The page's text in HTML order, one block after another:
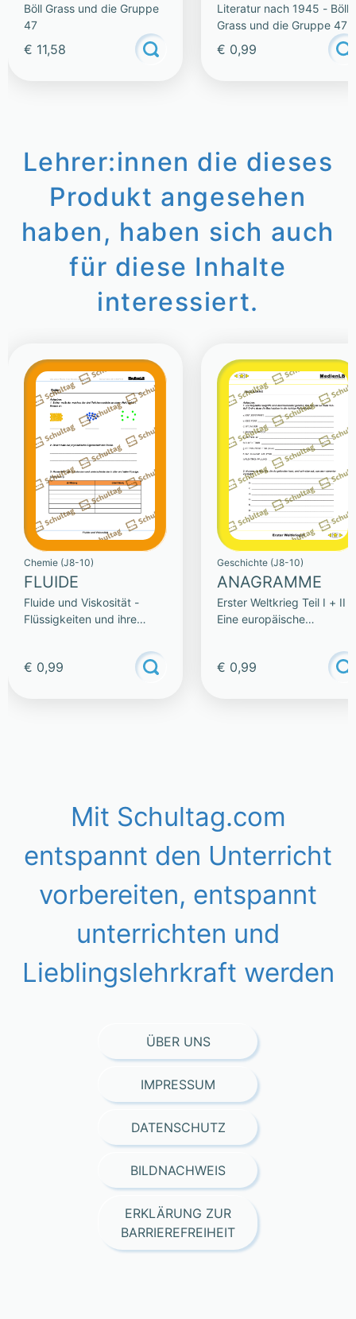
(SAMMLUNG)
Böll Grass und die Gruppe
47
€ 11,58
Literatur nach 1945 - Böll
Grass und die Gruppe 47
€ 0,99
Lehrer:innen die dieses
Produkt angesehen
haben, haben sich auch
für diese Inhalte
interessiert.
Chemie (J8-10)
FLUIDE
Fluide und Viskosität -
Flüssigkeiten und ihre
€ 0,99
Geschichte (J8-10)
ANAGRAMME
Erster Weltkrieg Teil I + II -
Eine europäische
€ 0,99
Mit Schultag.com
entspannt den Unterricht
vorbereiten, entspannt
unterrichten und
Lieblingslehrkraft werden
ÜBER UNS
IMPRESSUM
DATENSCHUTZ
BILDNACHWEIS
ERKLÄRUNG ZUR
BARRIEREFREIHEIT